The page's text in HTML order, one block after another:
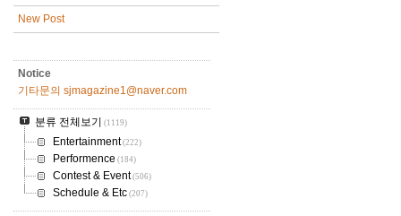
New Post
Notice
기타문의 sjmagazine1@naver.com
분류 전체보기 (1119)
Entertainment(222)
Performence (184)
Contest & Event(506)
Schedule & Etc (207)